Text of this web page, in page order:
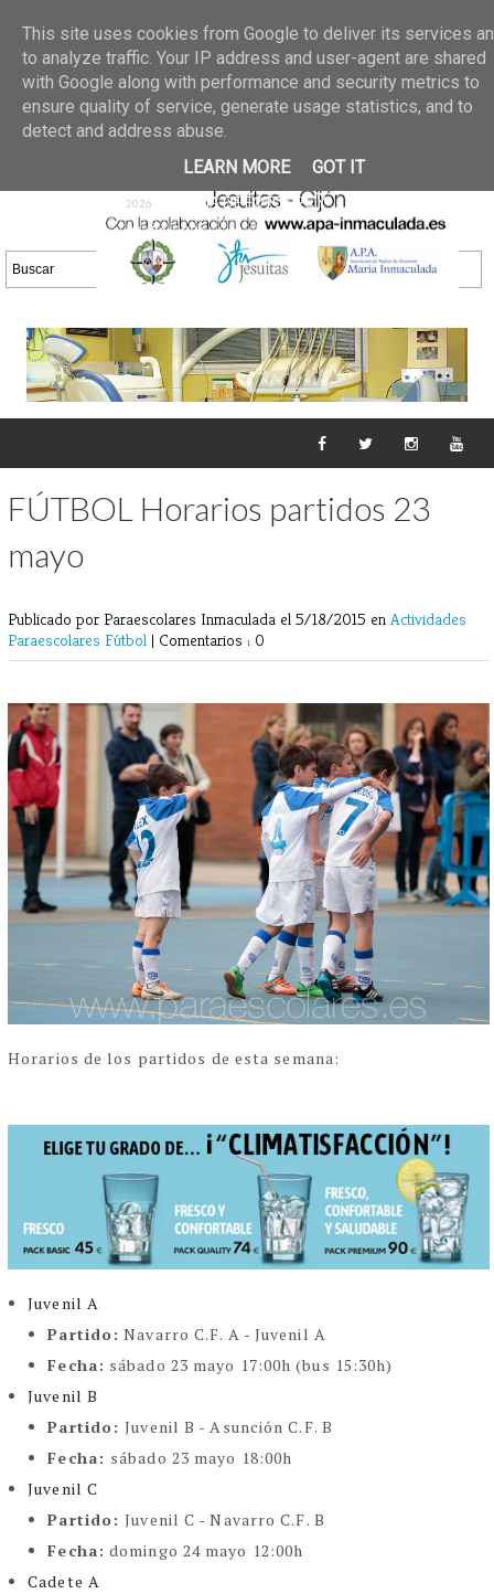
02 jun 2026
GALERIA DE FOTOS
30/05/2026
25 may 2026
GALERIA
DE FOTOS 23/05/2026
20 may
2026
GALERIA DE FOTOS
16/05/2026
DE FOTOS 09/05/2026
28 abr
2026
GALERIA DE FOTOS 25 Y
26/04/2026
FÚTBOL Horarios partidos 23
mayo
Publicado por Paraescolares Inmaculada el 5/18/2015 en Actividades
Paraescolares Fútbol | Comentarios : 0
Horarios de los partidos de esta semana:
Juvenil A
Partido: Navarro C.F. A - Juvenil A
Fecha: sábado 23 mayo 17:00h (bus 15:30h)
Juvenil B
Partido:Juvenil B - Asunción C.F. B
Fecha: sábado 23 mayo 18:00h
Juvenil C
Partido:Juvenil C - Navarro C.F. B
Fecha: domingo 24 mayo 12:00h
Cadete A
This site uses cookies from Google to deliver its services
to analyze traffic. Your IP address and user-agent are shared
with Google along with performance and security metrics to
ensure quality of service, generate usage statistics, and to
detect and address abuse.
LEARN MORE
GOT IT